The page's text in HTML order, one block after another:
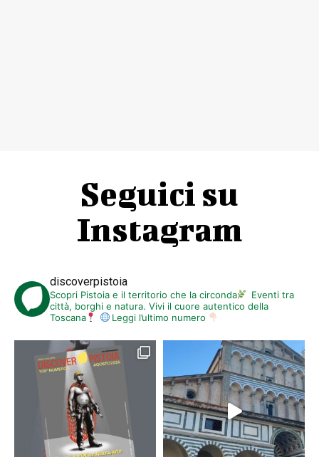
Seguici su
Instagram
discoverpistoia
Scopri Pistoia e il territorio che la circonda
Eventi tra
città, borghi e natura. Vivi il cuore autentico della
Toscana
Leggi l’ultimo numero